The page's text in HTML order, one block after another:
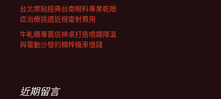
台北票貼經典台南眼科專業乾眼
症治療挑選近視雷射費用
牛軋糖專賣店神桌打造噴霧降溫
與電動沙發的楠梓機車借錢
近期留言